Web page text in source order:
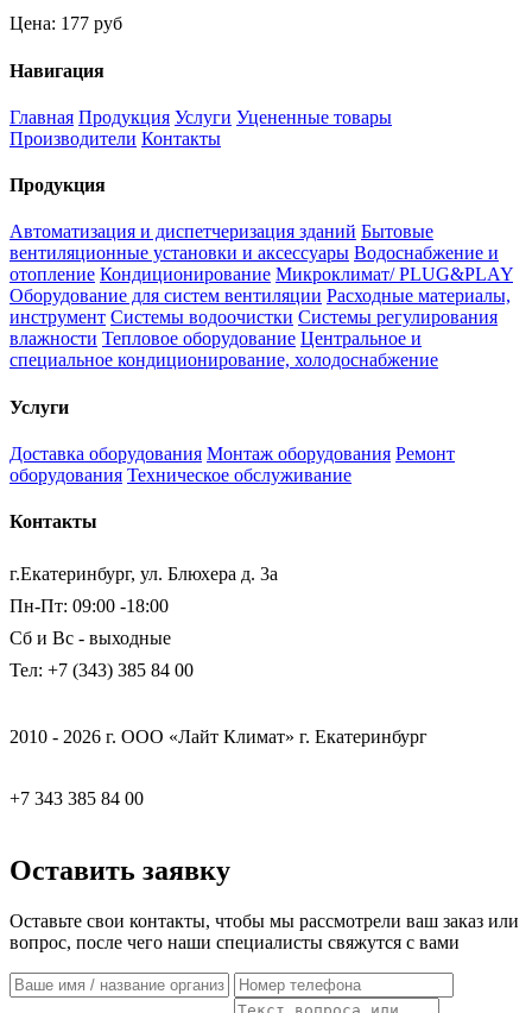
Цена: 177 руб
Навигация
Главная Продукция Услуги Уцененные товары
Производители Контакты
Продукция
Автоматизация и диспетчеризация зданий Бытовые
вентиляционные установки и аксессуары Водоснабжение и
отопление Кондиционирование Микроклимат/ PLUG&PLAY
Оборудование для систем вентиляции Расходные материалы,
инструмент Системы водоочистки Системы регулирования
влажности Тепловое оборудование Центральное и
специальное кондиционирование, холодоснабжение
Услуги
Доставка оборудования Монтаж оборудования Ремонт
оборудования Техническое обслуживание
Контакты
г.Екатеринбург, ул. Блюхера д. 3а
Пн-Пт: 09:00 -18:00
Сб и Вс - выходные
Тел: +7 (343) 385 84 00
2010 - 2026 г. ООО «Лайт Климат» г. Екатеринбург
+7 343 385 84 00
Оставить заявку
Оставьте свои контакты, чтобы мы рассмотрели ваш заказ или
вопрос, после чего наши специалисты свяжутся с вами